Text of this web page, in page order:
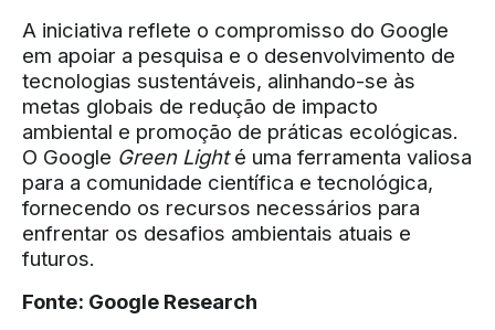
A iniciativa reflete o compromisso do Google
em apoiar a pesquisa e o desenvolvimento de
tecnologias sustentáveis, alinhando-se às
metas globais de redução de impacto
ambiental e promoção de práticas ecológicas.
O Google Green Lighté uma ferramenta valiosa
para a comunidade científica e tecnológica,
fornecendo os recursos necessários para
enfrentar os desafios ambientais atuais e
futuros.
Fonte: Google Research